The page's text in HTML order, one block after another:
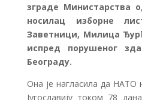
зграде Министарства
носилац изборне
Заветници, Милица
испред порушеног
Београду.
Она је нагласила да НАТО
Југославију током 78